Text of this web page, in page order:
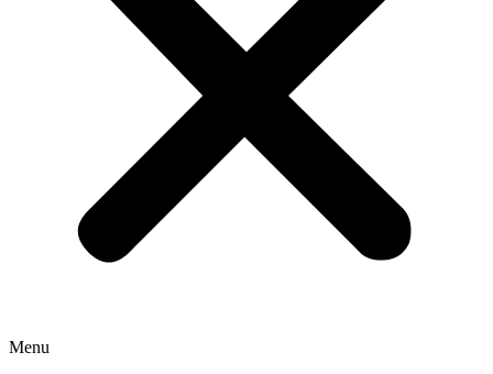
Menu